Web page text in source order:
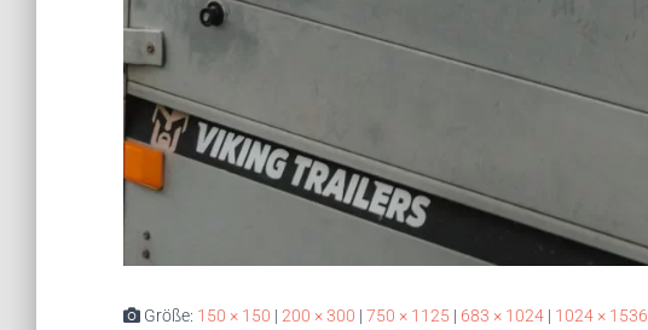
Größe: 150 × 150 | 200 × 300 | 750 × 1125 | 683 × 1024 | 1024 × 1536